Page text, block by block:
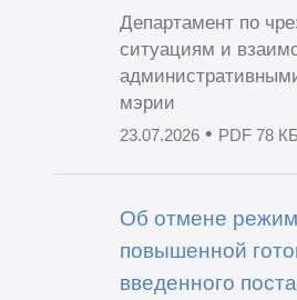
Департамент по
ситуациям и
мэрии
23.07.2026• PDF 78 КБ
Об отмене
повышенной
введенного